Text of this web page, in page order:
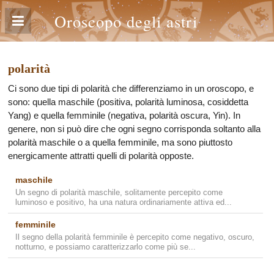
Oroscopo degli astri
polarità
Ci sono due tipi di polarità che differenziamo in un oroscopo, e
sono: quella maschile (positiva, polarità luminosa, cosiddetta
Yang) e quella femminile (negativa, polarità oscura, Yin). In
genere, non si può dire che ogni segno corrisponda soltanto alla
polarità maschile o a quella femminile, ma sono piuttosto
energicamente attratti quelli di polarità opposte.
maschile
Un segno di polarità maschile, solitamente percepito come
luminoso e positivo, ha una natura ordinariamente attiva ed...
femminile
Il segno della polarità femminile è percepito come negativo, oscuro,
notturno, e possiamo caratterizzarlo come più se...